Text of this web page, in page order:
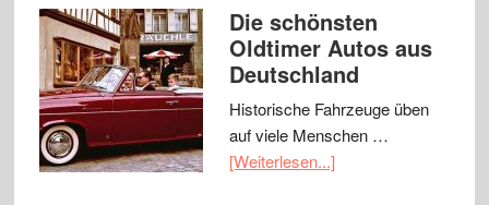
Die schönsten
Oldtimer Autos aus
Deutschland
Historische Fahrzeuge üben
auf viele Menschen …
[Weiterlesen...]